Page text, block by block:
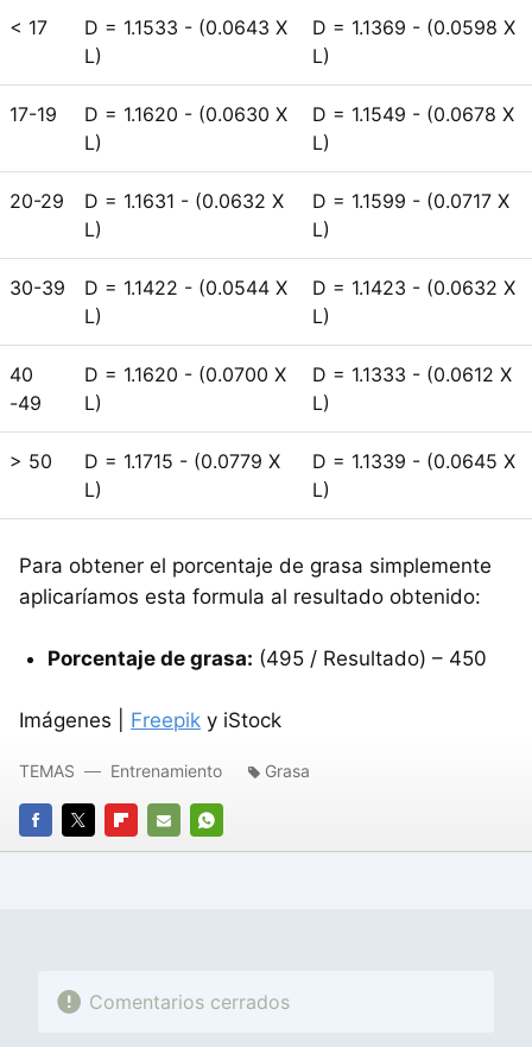
< 17
D = 1.1533 - (0.0643 X
L)
D = 1.1369 - (0.0598 X
L)
17-19
D = 1.1620 - (0.0630 X
L)
D = 1.1549 - (0.0678 X
L)
20-29
D = 1.1631 - (0.0632 X
L)
D = 1.1599 - (0.0717 X
L)
30-39
D = 1.1422 - (0.0544 X
L)
D = 1.1423 - (0.0632 X
L)
40
-49
D = 1.1620 - (0.0700 X
L)
D = 1.1333 - (0.0612 X
L)
> 50
D = 1.1715 - (0.0779 X
L)
D = 1.1339 - (0.0645 X
L)
Para obtener el porcentaje de grasa simplemente
aplicaríamos esta formula al resultado obtenido:
Porcentaje de grasa: (495 / Resultado) – 450
Imágenes | Freepik y iStock
FACEBOOK
TWITTERFLIPBOARD
E-
WHATSAPP
TEMAS Entrenamiento Grasa
Comentarios cerrados